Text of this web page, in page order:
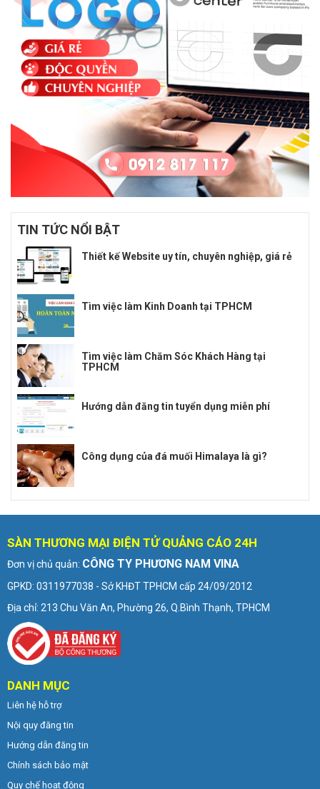
TIN TỨC NỔI BẬT
Thiết kế Website uy tín, chuyên nghiệp, giá rẻ
Tìm việc làm Kinh Doanh tại TPHCM
Tìm việc làm Chăm Sóc Khách Hàng tại
TPHCM
Hướng dẫn đăng tin tuyển dụng miễn phí
Công dụng của đá muối Himalaya là gì?
SÀN THƯƠNG MẠI ĐIỆN TỬ QUẢNG CÁO 24H
Đơn vị chủ quản: CÔNG TY PHƯƠNG NAM VINA
GPKD: 0311977038 - Sở KHĐT TPHCM cấp 24/09/2012
Địa chỉ: 213 Chu Văn An, Phường 26, Q.Bình Thạnh, TPHCM
DANH MỤC
Liên hệ hỗ trợ
Nội quy đăng tin
Hướng dẫn đăng tin
Chính sách bảo mật
Quy chế hoạt động